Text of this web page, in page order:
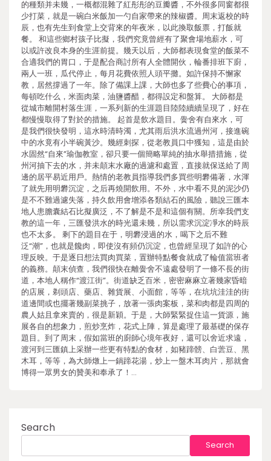
的種類并未幾，一概都混雜了紅彤彤的豆瓣醬，不外很多同窗都很
少打菜，就是一碗白米飯加一勺自家帶來的辣椒醬。周末返校的時
辰，也有先生到食堂上交背來的年夜米，以此換取飯票，打飯就
餐。 和這些鄉村孩子比擬，我們究竟曾經有了聚會場地薪水，可
以或許改良本身的生涯前提。幾天以后，大師都表現食堂的飯菜不
合適我們的胃口，于是配合商討所有人全體開伙，輪番排班下廚，
兩人一班，瓜代停止，每月花費依照人頭平攤。如許保持不懈家
教，居然撐過了一年。除了備課上課，大師也多了些費心的事項，
每頓吃什么，米面肉菜，油鹽醬醋，都得設定和盤算。 大師都是
從城市離開村落生涯，一系列新的生涯題目陸陸續續呈現了，好在
都慢慢取得了對於的措施。 起首是飲水題目。黌舍有自來水，可
是我們很快發明，這水時清時濁，尤其雨后洪水流過州河，接進碗
中的水竟有小半碗黃沙。幾經刺探，從老教員口中獲知，這是由於
水固然“自來”瑜伽教室，卻只要一個簡略單純的抽水舉措措施，從
州河抽下去的水，并未顛末水廠的過濾和處置，直接就保送給了周
邊的居平易近用戶。熱情的老教員指導我們多買些明礬備著，水渾
了就先用明礬沉淀，之后再燒開飲用。不外，水中看不見的泥沙仍
是不不難過濾失落，持久飲用會增添各類結石的風險，聽說三匯本
地人患膽囊結石比擬廣泛，不了解是不是和這個有關。所幸我們支
教的這一年，三匯發洪水的時光還未幾，所以需求沉淀凈水的時辰
也不太多。 剩下的題目在于，明礬浸過的水，喝下之后不難
泛“潮”，也就是饞肉，即使沒有頻仍沉淀，也曾經呈現了如許的心
理反映。于是逐日想法買肉買菜，置辦特點餐食就成了輪值當班者
的義務。顛末偵查，我們很快在離黌舍不遠處發明了一條不長的街
道，本地人稱作“渡江街”。街道缺乏百米，密密麻麻立著幾家昏暗
的店展，剃頭店、藥店、雜貨展、小面館，等等，在坑坑洼洼的街
道邊間或也擺著幾副菜挑子，放著一張肉案板，菜和肉都是四周的
農人姑且拿來賣的，很是新穎。于是，大師緊緊捉住這一貨源，施
展各自的想象力，煎炒烹炸，花式上陣，算是處理了最基礎的保存
題目。到了周末，假如當班的廚師心境年夜好，還可以舍近求遠，
渡河到三匯鎮上采辦一些更有特點的食材，如豬蹄髈、白蕓豆、黑
木耳，等等，為大師燉上一鍋蹄花湯，炒上一盤木耳肉片，那就會
博得一眾男女的贊美和奉承了！…
Search
Search